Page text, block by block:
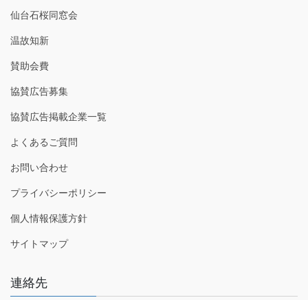
仙台石桜同窓会
温故知新
賛助会費
協賛広告募集
協賛広告掲載企業一覧
よくあるご質問
お問い合わせ
プライバシーポリシー
個人情報保護方針
サイトマップ
連絡先